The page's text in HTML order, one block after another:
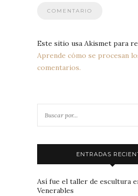
Este sitio usa Akismet para
Aprende cómo se procesan
comentarios.
ENTRADAS
Así fue el taller de escultura
Venerables